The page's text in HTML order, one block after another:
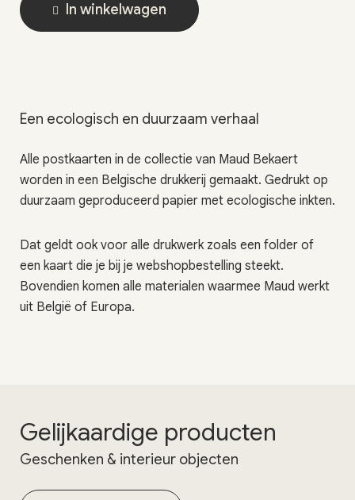
In winkelwagen
Een ecologisch en duurzaam verhaal
Alle postkaarten in de collectie van Maud Bekaert
worden in een Belgische drukkerij gemaakt. Gedrukt op
duurzaam geproduceerd papier met ecologische inkten.
Dat geldt ook voor alle drukwerk zoals een folder of
een kaart die je bij je webshopbestelling steekt.
Bovendien komen alle materialen waarmee Maud werkt
uit België of Europa.
Gelijkaardige producten
Geschenken & interieur objecten